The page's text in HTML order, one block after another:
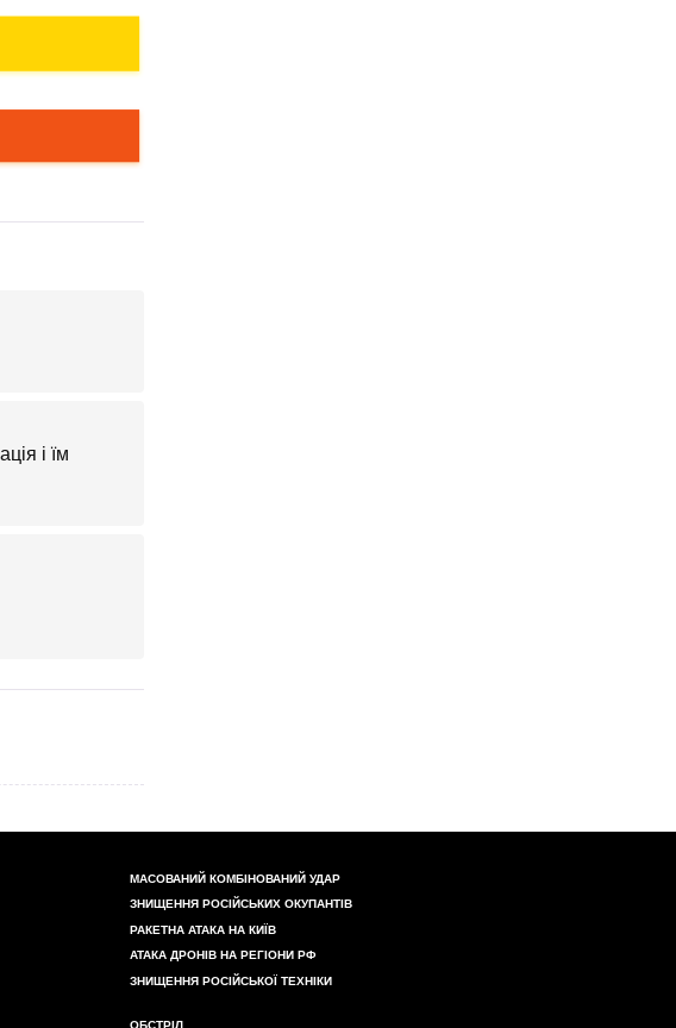
і їм
МАСОВАНИЙ КОМБІНОВАНИЙ УДАР
ЗНИЩЕННЯ РОСІЙСЬКИХ ОКУПАНТІВ
РАКЕТНА АТАКА НА КИЇВ
АТАКА ДРОНІВ НА РЕГІОНИ РФ
ЗНИЩЕННЯ РОСІЙСЬКОЇ ТЕХНІКИ
ОБСТРІЛ